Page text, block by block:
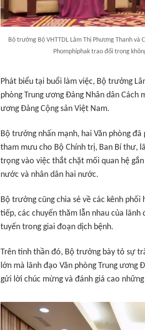
Bộ trưởng Bộ VHTTDL Lâm Thị Phương Thanh và
Phomphiphak trao đổi trong
Phát biểu tại buổi làm việc, Bộ trưởng
phòng Trung ương Đảng Nhân dân Cách
ương Đảng Cộng sản Việt Nam.
Bộ trưởng nhấn mạnh, hai Văn phòng
tham mưu cho Bộ Chính trị, Ban Bí thư,
trọng vào việc thắt chặt mối quan hệ
nước và nhân dân hai nước.
Bộ trưởng cũng chia sẻ về các kênh
tiếp, các chuyến thăm lẫn nhau của
tuyến trong giai đoạn dịch bệnh.
Trên tinh thần đó, Bộ trưởng bày tỏ sự
lớn mà lãnh đạo Văn phòng Trung ương
gửi lời chúc mừng và đánh giá cao